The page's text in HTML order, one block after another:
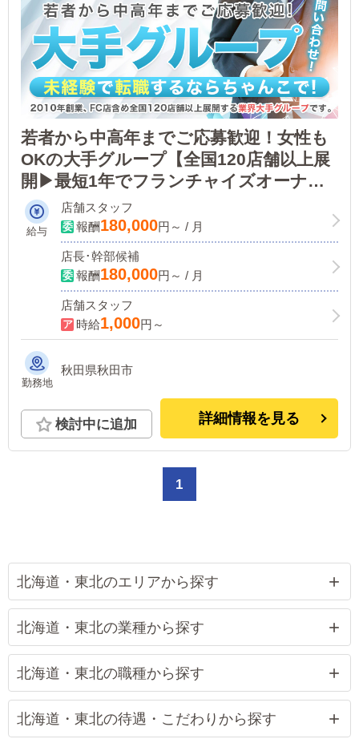
若者から中高年までご応募歓迎！女性も
OKの大手グループ【全国120店舗以上展
開▶最短1年でフランチャイズオーナー
に!】ノウハウがあるので未経験のサポ
ート体制も万全！
給与
店舗スタッフ
報酬180,000円～ / 月
店長･幹部候補
報酬180,000円～ / 月
店舗スタッフ
時給1,000円～
勤務地
秋田県秋田市
検討中に追加 詳細情報を見る
1
北海道・東北のエリアから探す
北海道・東北の業種から探す
北海道・東北の職種から探す
北海道・東北の待遇・こだわりから探す